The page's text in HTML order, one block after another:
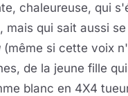
chaleureuse, qui
mais qui sait aussi
(même si cette voix
de la jeune fille
blanc en 4X4